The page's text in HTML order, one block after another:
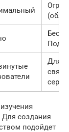
Для
создания
подойдет